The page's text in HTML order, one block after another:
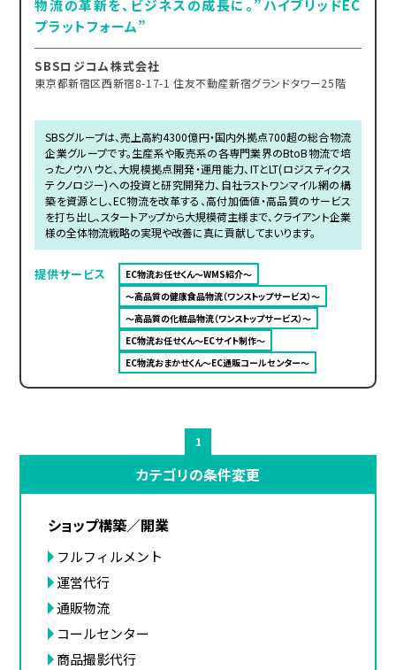
物流の革新を、ビジネスの成長に。”ハイブリッドEC
プラットフォーム”
SBSロジコム株式会社
東京都新宿区西新宿8-17-1 住友不動産新宿グランドタワー25階
SBSグループは、売上高約4300億円・国内外拠点700超の総合物流
企業グループです。生産系や販売系の各専門業界のBtoB物流で培
ったノウハウと、大規模拠点開発・運用能力、ITとLT(ロジスティクス
テクノロジー)への投資と研究開発力、自社ラストワンマイル網の構
築を資源とし、EC物流を改革する、高付加価値・高品質のサービス
を打ち出し、スタートアップから大規模荷主様まで、クライアント企業
様の全体物流戦略の実現や改善に真に貢献してまいります。
提供サービス
EC物流お任せくん～WMS紹介～
～高品質の健康食品物流（ワンストップサービス）～
～高品質の化粧品物流（ワンストップサービス）～
EC物流お任せくん～ECサイト制作～
EC物流おまかせくん～EC通販コールセンター～
1
カテゴリの条件変更
ショップ構築／開業
フルフィルメント
運営代行
通販物流
コールセンター
商品撮影代行